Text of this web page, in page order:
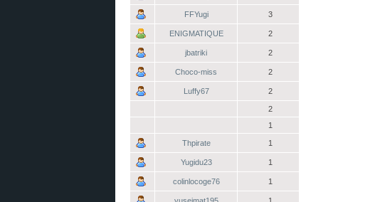
FFYugi 3
ENIGMATIQUE 2
jbatriki 2
Choco-miss 2
Luffy67 2
2
1
Thpirate 1
Yugidu23 1
colinlocoge76 1